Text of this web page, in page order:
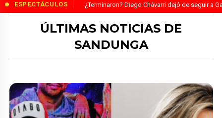
ESPECTÁCULOS ¿Terminaron? Diego Chávarri dejó de seguir a
ÚLTIMAS NOTICIAS DE
SANDUNGA